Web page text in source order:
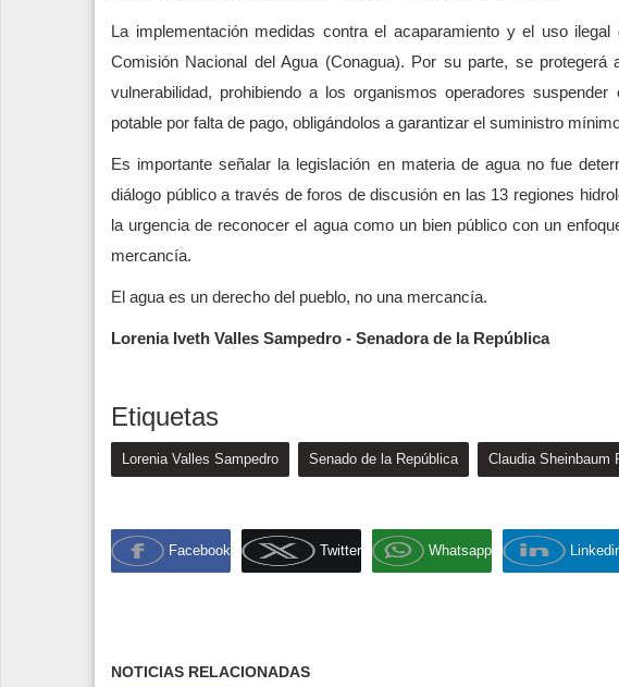
La implementación medidas contra el acaparamiento y el uso
Comisión Nacional del Agua (Conagua). Por su parte, se
vulnerabilidad, prohibiendo a los organismos operadores
potable por falta de pago, obligándolos a garantizar el suministro
Es importante señalar la legislación en materia de agua no fue
diálogo público a través de foros de discusión en las 13 regiones
la urgencia de reconocer el agua como un bien público con un
mercancía.
El agua es un derecho del pueblo, no una mercancía.
Lorenia Iveth Valles Sampedro - Senadora de la República
Etiquetas
Lorenia Valles Sampedro Senado de la República Claudia Sheinbaum
Facebook Twitter Whatsapp
NOTICIAS RELACIONADAS